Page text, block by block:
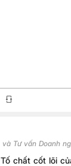
Tư vấn Doanh
Trí)
chất cốt lõi